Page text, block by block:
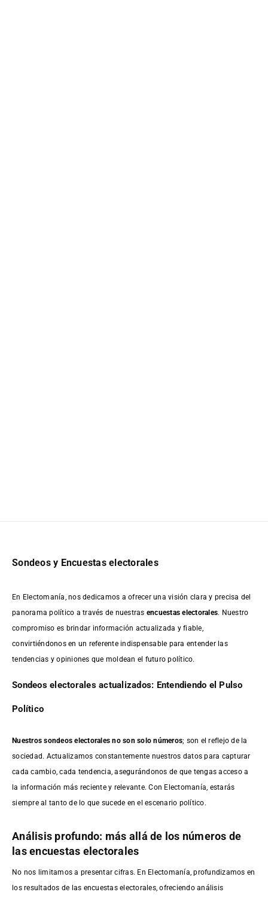
Sondeos y Encuestas electorales
En Electomanía, nos dedicamos a ofrecer una visión clara y precisa del
panorama político a través de nuestras encuestas electorales. Nuestro
compromiso es brindar información actualizada y fiable,
convirtiéndonos en un referente indispensable para entender las
tendencias y opiniones que moldean el futuro político.
Sondeos electorales actualizados: Entendiendo el Pulso
Político
Nuestros sondeos electorales no son solo números; son el reflejo de la
sociedad. Actualizamos constantemente nuestros datos para capturar
cada cambio, cada tendencia, asegurándonos de que tengas acceso a
la información más reciente y relevante. Con Electomanía, estarás
siempre al tanto de lo que sucede en el escenario político.
Análisis profundo: más allá de los números de
las encuestas electorales
No nos limitamos a presentar cifras. En Electomanía, profundizamos en
los resultados de las encuestas electorales, ofreciendo análisis